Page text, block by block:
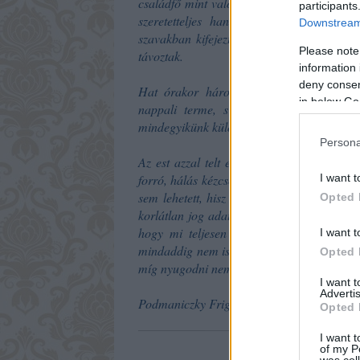
Please
information
deny
in below
I want
Opted
I want
Opted
I want
Opted
I want
of my
szeretetteljes hangon buzdítá őket
szavakban kifejezte azon óhajtását, hogy
távoztak.
Hat órakor háromszoros csengés
nappali terme, s mi gyermekek - öten
mindegyikünk külön megtalálta
Az est azzal telt el, hogy mindegyikünk
forró, hálás kézcsókokkal megköszöné
sem lehetett, hisz mindegyikünk azt
korlátlan jog adatott bármily éktelen
hogy mi teljesen éltünk, sőt tán kissé
mindaddig nem ismert határt, míg
míg nyugodni nem tértünk.
Podmaniczky Frigyes: Egy régi gavallér